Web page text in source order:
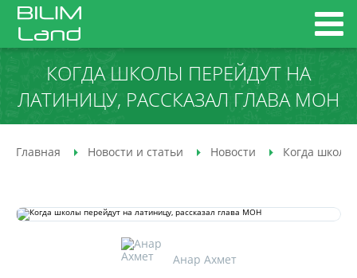
КОГДА ШКОЛЫ ПЕРЕЙДУТ НА
ЛАТИНИЦУ, РАССКАЗАЛ ГЛАВА МОН
Главная Новости и статьи Новости Когда школы
Анар Ахмет